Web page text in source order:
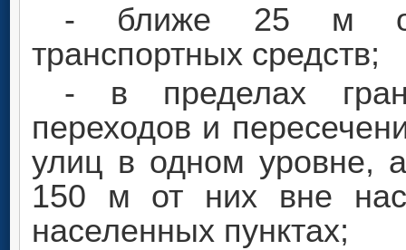
- ближе 25 м от
транспортных средств;
- в пределах
переходов и
улиц в одном уровне,
150 м от них вне
населенных пунктах;